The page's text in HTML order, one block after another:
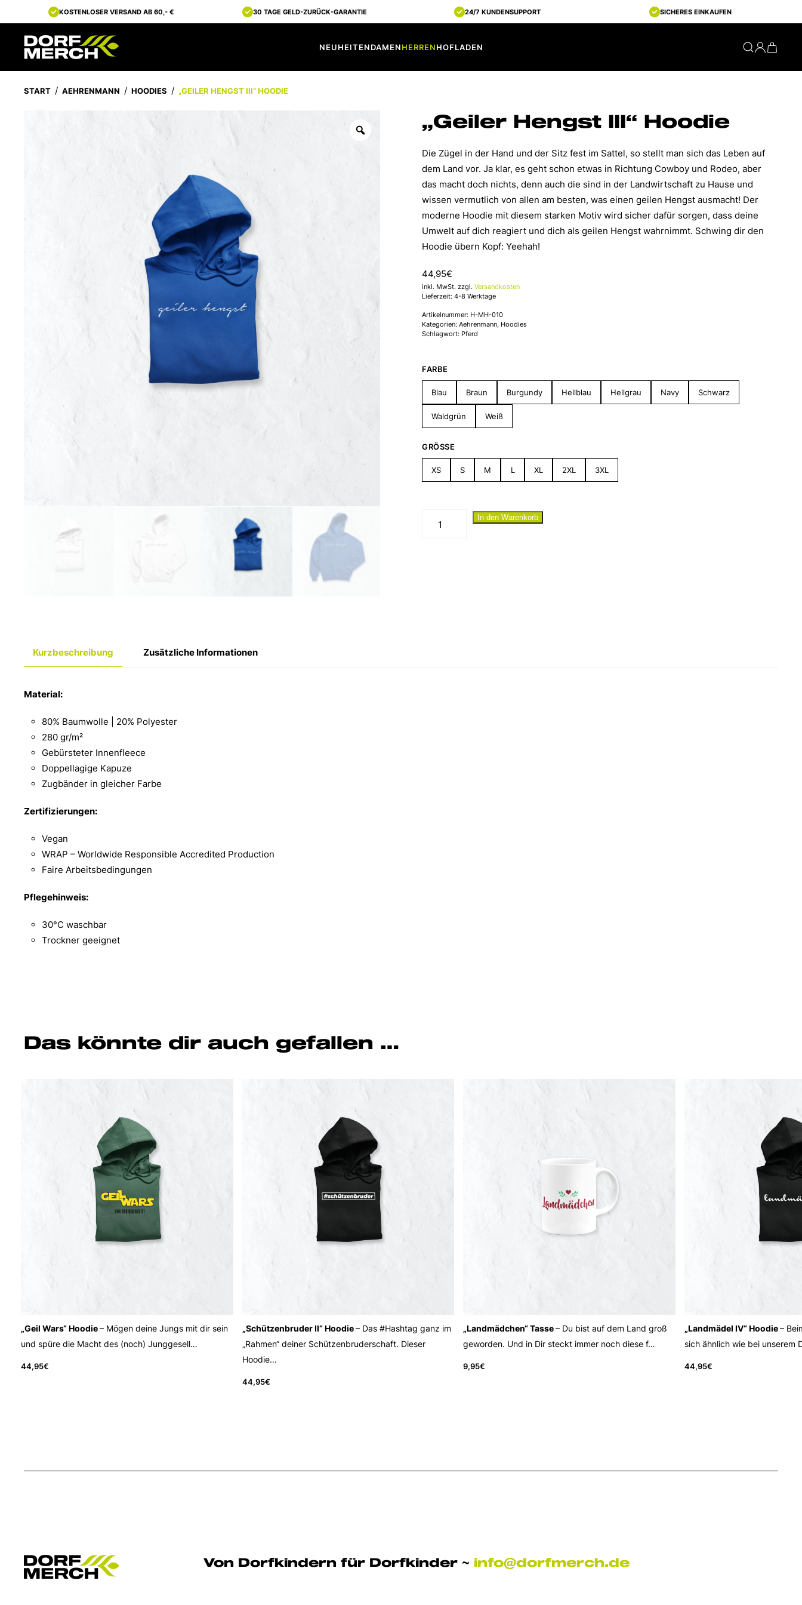
KOSTENLOSER VERSAND AB 60,- € 30 TAGE GELD-ZURÜCK-GARANTIE 24/7 KUNDENSUPPORT SICHERES EINKAUFEN
NEUHEITENDAMENHERRENHOFLADEN
START AEHRENMANN HOODIES „GEILER HENGST III“ HOODIE
„Geiler Hengst III“ Hoodie
Die Zügel in der Hand und der Sitz fest im Sattel, so stellt man sich das Leben auf
dem Land vor. Ja klar, es geht schon etwas in Richtung Cowboy und Rodeo, aber
das macht doch nichts, denn auch die sind in der Landwirtschaft zu Hause und
wissen vermutlich von allen am besten, was einen geilen Hengst ausmacht! Der
moderne Hoodie mit diesem starken Motiv wird sicher dafür sorgen, dass deine
Umwelt auf dich reagiert und dich als geilen Hengst wahrnimmt. Schwing dir den
Hoodie übern Kopf: Yeehah!
44,95€
inkl. MwSt. zzgl. Versandkosten
Lieferzeit: 4-8 Werktage
Artikelnummer: H-MH-010
Kategorien: Aehrenmann, Hoodies
Schlagwort: Pferd
FARBE
Blau Braun Burgundy Hellblau Hellgrau Navy Schwarz
Waldgrün Weiß
GRÖSSE
XS S M L XL 2XL 3XL
Hengst
In den Warenkorb
Kurzbeschreibung Zusätzliche Informationen
Material:
80% Baumwolle | 20% Polyester
280 gr/m²
Gebürsteter Innenfleece
Doppellagige Kapuze
Zugbänder in gleicher Farbe
Zertifizierungen:
Vegan
WRAP – Worldwide Responsible Accredited Production
Faire Arbeitsbedingungen
Pflegehinweis:
30°C waschbar
Trockner geeignet
Das könnte dir auch gefallen …
„Geil Wars“ Hoodie– Mögen deine Jungs mit dir sein
und spüre die Macht des (noch) Junggesell…
44,95€
„Schützenbruder II“ Hoodie– Das #Hashtag ganz im
„Rahmen“ deiner Schützenbruderschaft. Dieser
Hoodie…
44,95€
„Landmädchen“ Tasse – Du bist auf dem Land groß
geworden. Und in Dir steckt immer noch diese f…
9,95€
„Landmädel IV“ Hoodie–
sich ähnlich wie bei unserem
44,95€
Von Dorfkindern für Dorfkinder ~ info@dorfmerch.de